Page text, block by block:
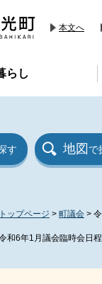
本文へ
らし
す 地図 で
トップページ > 町議会 >
和6年1月議会臨時会日程